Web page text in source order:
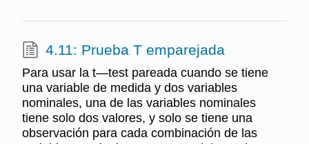
4.11: Prueba T emparejada
Para usar la t—test pareada cuando se tiene
una variable de medida y dos variables
nominales, una de las variables nominales
tiene solo dos valores, y solo se tiene una
observación para cada combinación de las